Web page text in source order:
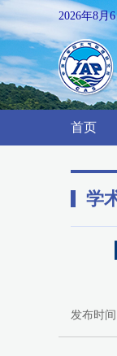
2026年8
首页
学
发布时